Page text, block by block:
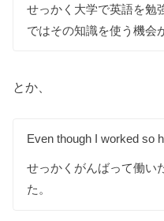
せっかく大学で英語を勉
ではその知識を使う機会
とか、
Even though I worked so
せっかくがんばって働い
た。